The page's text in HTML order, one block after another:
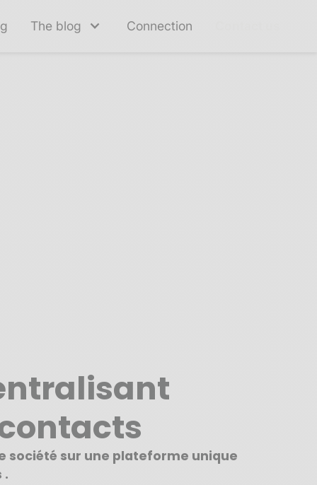
The blog Connection
sur une plateforme unique
.